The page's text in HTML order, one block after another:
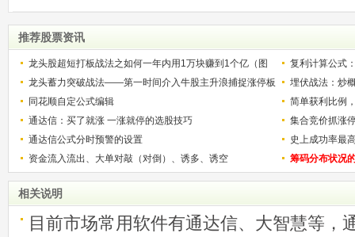
推荐股票资讯
龙头股超短打板战法之如何一年内用1万块赚到1个亿（图
解）
复利计算公式
少？
龙头蓄力突破战法——第一时间介入牛股主升浪捕捉涨停板
的技巧（图解）
埋伏战法：炒
同花顺自定公式编辑
简单获利比例
用
通达信：买了就涨 一涨就停的选股技巧
集合竞价抓涨
通达信公式分时预警的设置
史上成功率最
称选股法宝！
资金流入流出、大单对敲（对倒）、诱多、诱空 筹码分布状况
相关说明
目前市场常用软件有通达信、大智慧等，